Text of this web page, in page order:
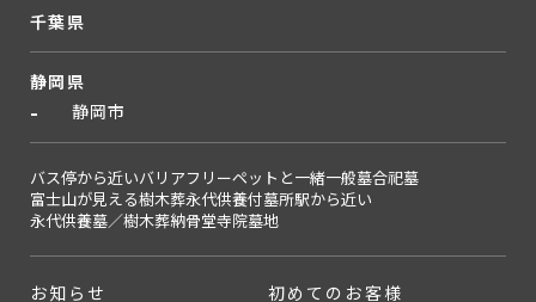
千葉県
静岡県
静岡市
バス停から近いバリアフリーペットと一緒一般墓合祀墓
富士山が見える樹木葬永代供養付墓所駅から近い
永代供養墓／樹木葬納骨堂寺院墓地
お知らせ 初めてのお客様